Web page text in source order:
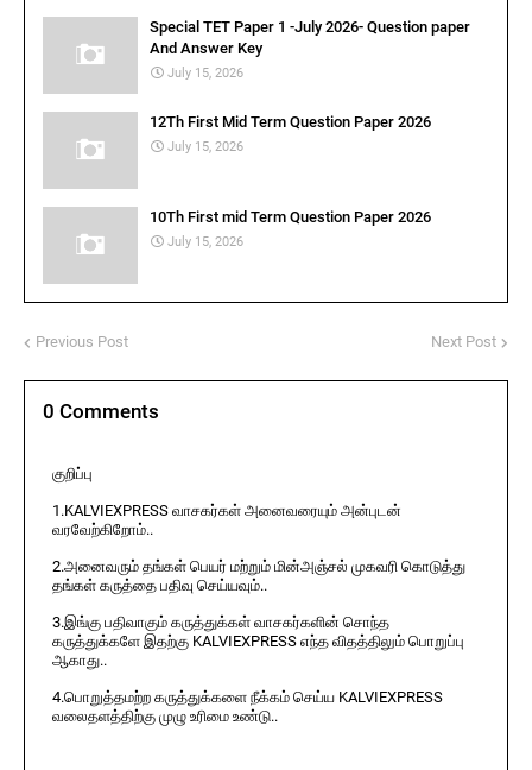
Special TET Paper 1 -July 2026- Question paper
And Answer Key
July 15, 2026
12Th First Mid Term Question Paper 2026
July 15, 2026
10Th First mid Term Question Paper 2026
July 15, 2026
Previous Post Next Post
0 Comments
குறிப்பு
1.KALVIEXPRESS வாசகர்கள் அனைவரையும் அன்புடன்
வரவேற்கிறோம்..
2.அனைவரும் தங்கள் பெயர் மற்றும் மின்அஞ்சல் முகவரி கொடுத்து
தங்கள் கருத்தை பதிவு செய்யவும்..
3.இங்கு பதிவாகும் கருத்துக்கள் வாசகர்களின் சொந்த
கருத்துக்களே இதற்கு KALVIEXPRESS எந்த விதத்திலும் பொறுப்பு
ஆகாது..
4.பொறுத்தமற்ற கருத்துக்களை நீக்கம் செய்ய KALVIEXPRESS
வலைதளத்திற்கு முழு உரிமை உண்டு..